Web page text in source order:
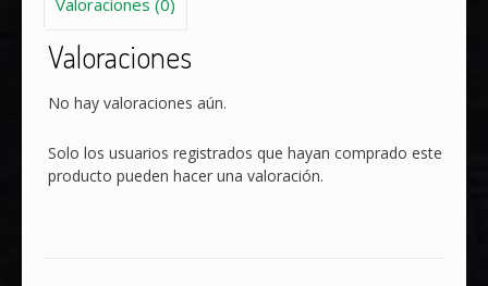
Valoraciones
No hay valoraciones aún.
Solo los usuarios registrados que hayan comprado este
producto pueden hacer una valoración.